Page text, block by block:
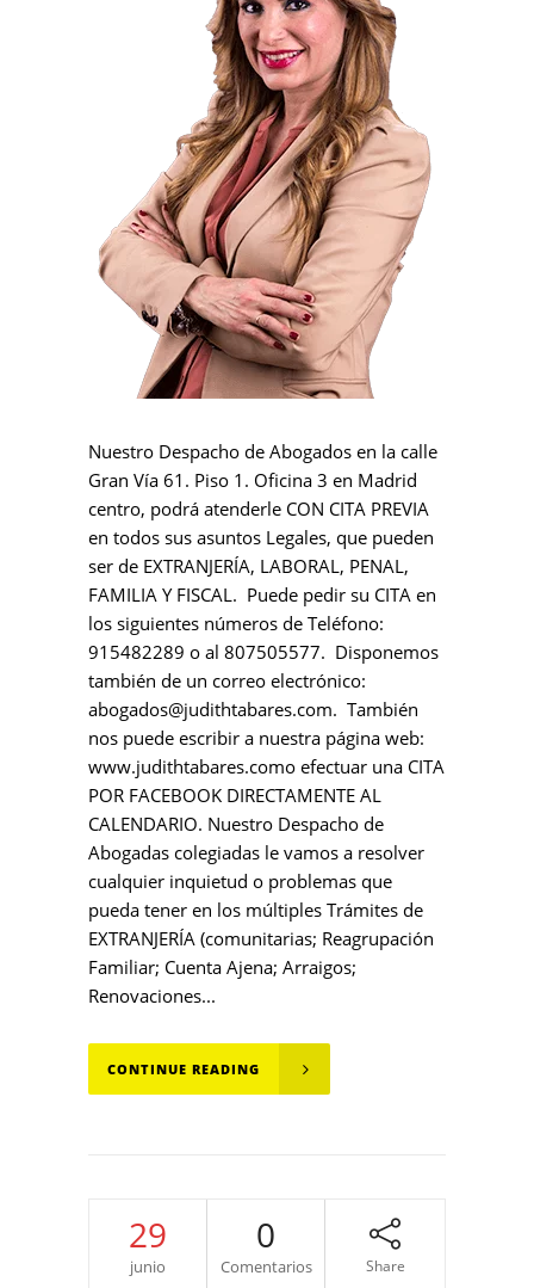
Nuestro Despacho de Abogados en la calle
Gran Vía 61. Piso 1. Oficina 3 en Madrid
centro, podrá atenderle CON CITA PREVIA
en todos sus asuntos Legales, que pueden
ser de EXTRANJERÍA, LABORAL, PENAL,
FAMILIA Y FISCAL. Puede pedir su CITA en
los siguientes números de Teléfono:
915482289 o al 807505577. Disponemos
también de un correo electrónico:
abogados@judithtabares.com. También
nos puede escribir a nuestra página web:
www.judithtabares.como efectuar una CITA
POR FACEBOOK DIRECTAMENTE AL
CALENDARIO. Nuestro Despacho de
Abogadas colegiadas le vamos a resolver
cualquier inquietud o problemas que
pueda tener en los múltiples Trámites de
EXTRANJERÍA (comunitarias; Reagrupación
Familiar; Cuenta Ajena; Arraigos;
Renovaciones...
CONTINUE READING
29
junio
0
Comentarios Share